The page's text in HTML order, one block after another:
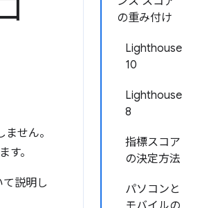
の重み付け
Lighthouse
10
Lighthouse
8
指標スコア
の決定方法
パソコンと
せん。
。
説明し